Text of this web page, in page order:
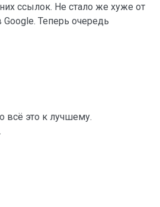
ссылок. Не стало же хуже от
Теперь очередь
всё это к лучшему.